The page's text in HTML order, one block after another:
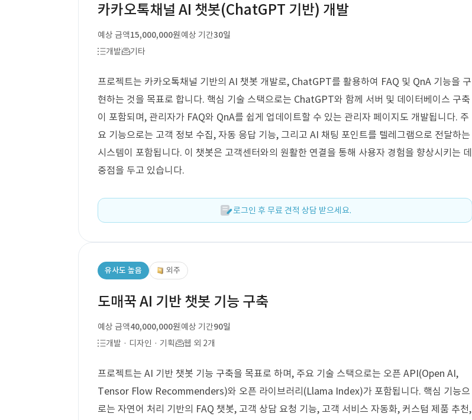
카카오톡채널 AI 챗봇(ChatGPT 기반) 개발
예상 금액15,000,000원예상 기간30일
개발
기타
프로젝트는 카카오톡채널 기반의 AI 챗봇 개발로, ChatGPT를 활용하여 FAQ 및 QnA 기능을 구
현하는 것을 목표로 합니다. 핵심 기술 스택으로는 ChatGPT와 함께 서버 및 데이터베이스 구축
이 포함되며, 관리자가 FAQ와 QnA를 쉽게 업데이트할 수 있는 관리자 페이지도 개발됩니다. 주
요 기능으로는 고객 정보 수집, 자동 응답 기능, 그리고 AI 채팅 포인트를 텔레그램으로 전달하는
시스템이 포함됩니다. 이 챗봇은 고객센터와의 원활한 연결을 통해 사용자 경험을 향상시키는 데
중점을 두고 있습니다.
로그인 후 무료 견적 상담 받으세요.
유사도 높음 외주
도매꾹 AI 기반 챗봇 기능 구축
예상 금액40,000,000원예상 기간90일
개발 · 디자인 · 기획
웹 외 2개
프로젝트는 AI 기반 챗봇 기능 구축을 목표로 하며, 주요 기술 스택으로는 오픈 API(Open AI,
Tensor Flow Recommenders)와 오픈 라이브러리(Llama Index)가 포함됩니다. 핵심 기능으
로는 자연어 처리 기반의 FAQ 챗봇, 고객 상담 요청 기능, 고객 서비스 자동화, 커스텀 제품 추천,